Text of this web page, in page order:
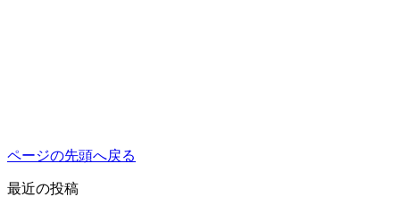
ページの先頭へ戻る
最近の投稿